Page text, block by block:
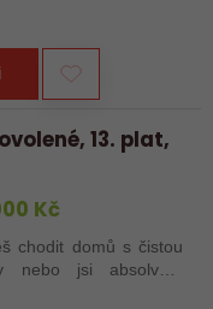
13. plat,
Kč
chodit domů s čistou
nebo jsi absolvent